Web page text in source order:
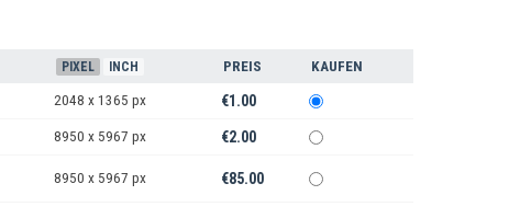
PIXEL INCH PREIS KAUFEN
2048 x 1365 px €1.00
8950 x 5967 px €2.00
8950 x 5967 px €85.00